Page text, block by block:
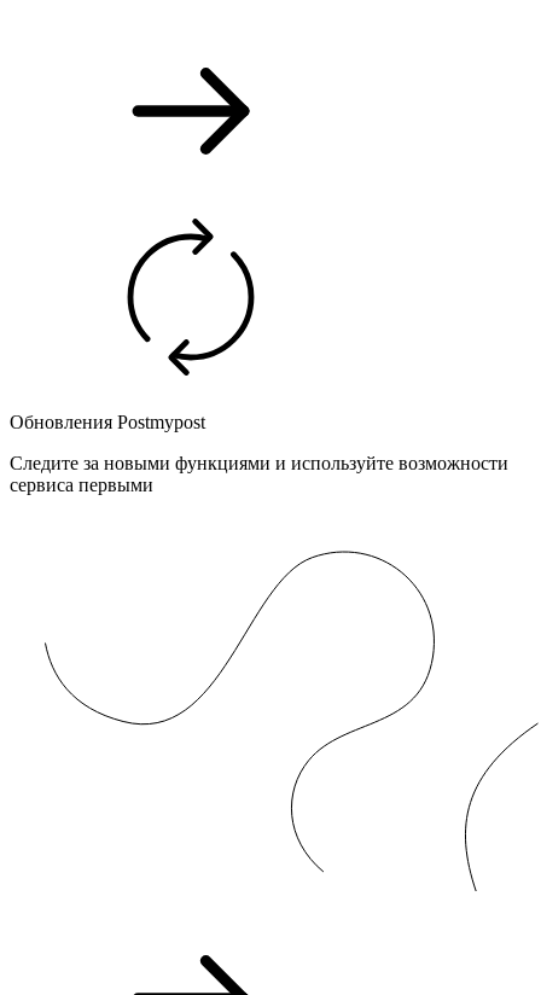
Обновления Postmypost
Следите за новыми функциями и используйте возможности
сервиса первыми